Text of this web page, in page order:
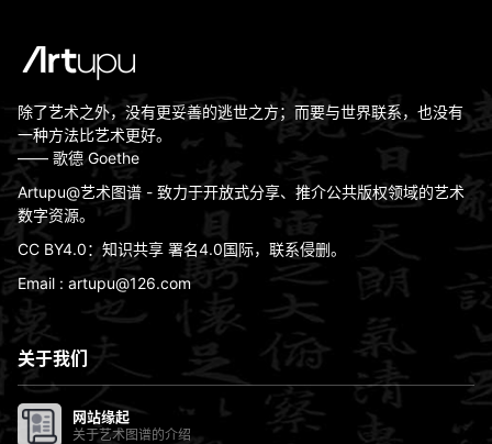
除了艺术之外，没有更妥善的逃世之方；而要与世界联系，也没有
一种方法比艺术更好。
—— 歌德 Goethe
Artupu@艺术图谱 - 致力于开放式分享、推介公共版权领域的艺术
数字资源。
CC BY4.0：知识共享 署名4.0国际，联系侵删。
Email : artupu@126.com
关于我们
网站缘起
关于艺术图谱的介绍